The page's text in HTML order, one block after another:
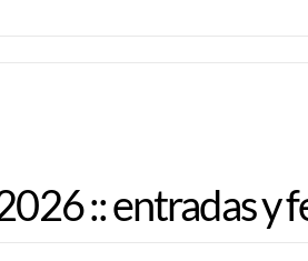
:: entradas y